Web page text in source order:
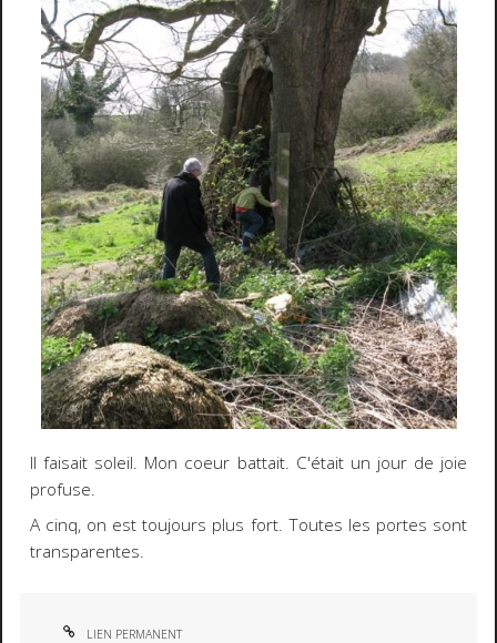
Il faisait soleil. Mon coeur battait. C'était un jour de joie
profuse.
A cinq, on est toujours plus fort. Toutes les portes sont
transparentes.
LIEN PERMANENT